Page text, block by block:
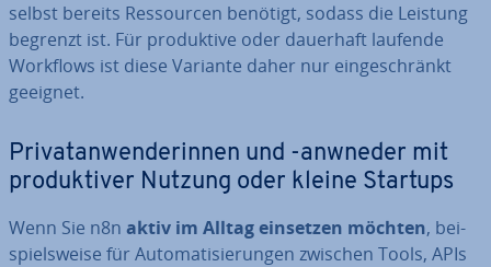
selbst bereits Res­sour­cen benötigt, sodass die Leistung
begrenzt ist. Für pro­duk­ti­ve oder dauerhaft laufende
Workflows ist diese Variante daher nur ein­ge­schränkt
geeignet.
Pri­vat­an­wen­de­rin­nen und -anwneder mit
pro­duk­ti­ver Nutzung oder kleine Startups
Wenn Sie n8n aktiv im Alltag einsetzen möchten, bei­
spiels­wei­se für Au­to­ma­ti­sie­run­gen zwischen Tools, APIs